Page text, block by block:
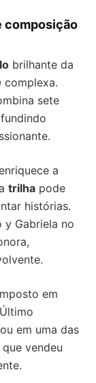
composição
brilhante da
complexa.
sete
a
trilha pode
histórias.
y Gabriela no
em
em uma das
vendeu